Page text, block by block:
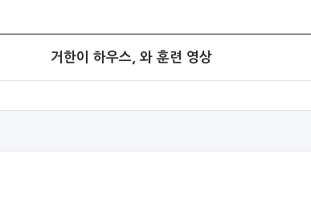
거한이 하우스, 와 훈련 영상